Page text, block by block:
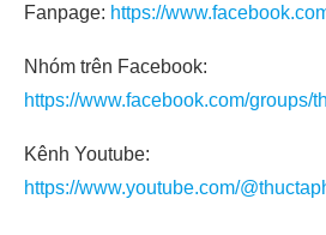
Fanpage: https://
Nhóm trên Facebook:
https://www.facebook.com/groups/
Kênh Youtube:
https://www.youtube.com/